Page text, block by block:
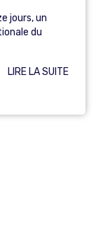
jours, un
du
LIRE LA SUITE